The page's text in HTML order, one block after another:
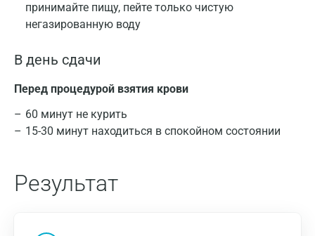
принимайте пищу, пейте только чистую
негазированную воду
В день сдачи
Перед процедурой взятия крови
60 минут не курить
15-30 минут находиться в спокойном состоянии
Результат